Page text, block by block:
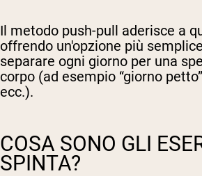
Il metodo push-pull aderisce a
offrendo un'opzione più
separare ogni giorno per una
corpo (ad esempio “giorno
ecc.).
COSA SONO GLI
SPINTA?